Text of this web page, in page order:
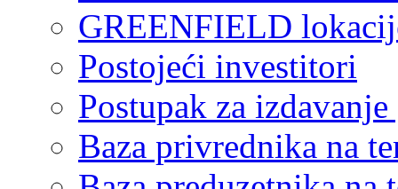
GREENFIELD
Postojeći investitori
Postupak za
Baza privrednika na